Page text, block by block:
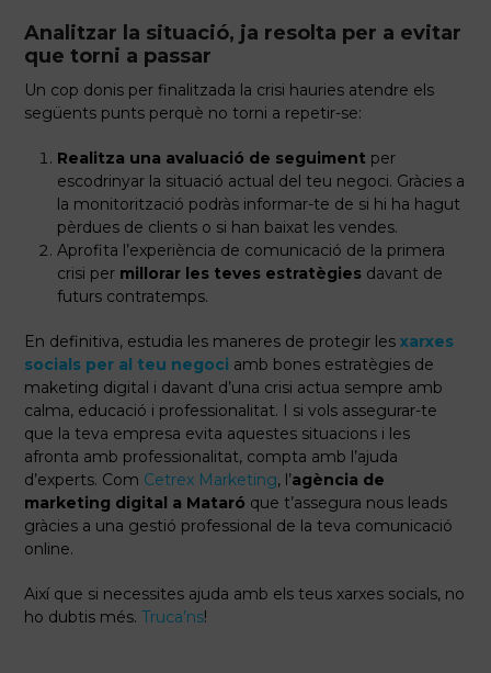
Analitzar la situació, ja resolta per a evitar
que torni a passar
Un cop donis per finalitzada la crisi hauries atendre els
següents punts perquè no torni a repetir-se:
Realitza una avaluació de seguiment per
escodrinyar la situació actual del teu negoci. Gràcies a
la monitorització podràs informar-te de si hi ha hagut
pèrdues de clients o si han baixat les vendes.
Aprofita l’experiència de comunicació de la primera
crisi per millorar les teves estratègies davant de
futurs contratemps.
En definitiva, estudia les maneres de protegir les xarxes
socials per al teu negoci amb bones estratègies de
maketing digital i davant d’una crisi actua sempre amb
calma, educació i professionalitat. I si vols assegurar-te
que la teva empresa evita aquestes situacions i les
afronta amb professionalitat, compta amb l’ajuda
d’experts. Com Cetrex Marketing, l’agència de
marketing digital a Mataró que t’assegura nous leads
gràcies a una gestió professional de la teva comunicació
online.
Així que si necessites ajuda amb els teus xarxes socials, no
ho dubtis més.Truca’ns!